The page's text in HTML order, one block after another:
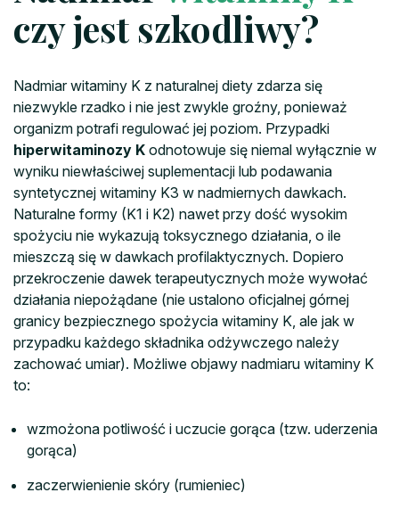
czy jest szkodliwy?
Nadmiar witaminy K z naturalnej diety zdarza się
niezwykle rzadko i nie jest zwykle groźny, ponieważ
organizm potrafi regulować jej poziom. Przypadki
hiperwitaminozy K odnotowuje się niemal wyłącznie w
wyniku niewłaściwej suplementacji lub podawania
syntetycznej witaminy K3 w nadmiernych dawkach.
Naturalne formy (K1 i K2) nawet przy dość wysokim
spożyciu nie wykazują toksycznego działania, o ile
mieszczą się w dawkach profilaktycznych. Dopiero
przekroczenie dawek terapeutycznych może wywołać
działania niepożądane (nie ustalono oficjalnej górnej
granicy bezpiecznego spożycia witaminy K, ale jak w
przypadku każdego składnika odżywczego należy
zachować umiar). Możliwe objawy nadmiaru witaminy K
to:
wzmożona potliwość i uczucie gorąca (tzw. uderzenia
gorąca)
zaczerwienienie skóry (rumieniec)